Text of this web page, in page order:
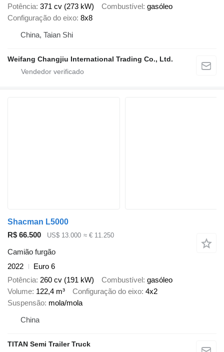
Potência 371 cv (273 kW) Combustível gasóleo
Configuração do eixo 8x8
China, Taian Shi
Weifang Changjiu International Trading Co., Ltd.
Shacman L5000
R$ 66.500
US$ 13.000 ≈ € 11.250
Camião furgão
2022
Euro 6
Potência 260 cv (191 kW) Combustível gasóleo
Volume 122,4 m³ Configuração do eixo 4x2
Suspensão mola/mola
China
TITAN Semi Trailer Truck